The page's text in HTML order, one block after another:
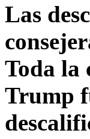
Las
Toda la
Trump